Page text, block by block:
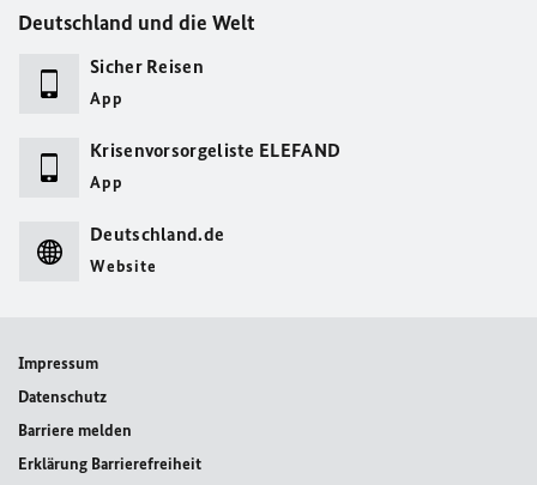
Deutschland und die Welt
Sicher Reisen
App
Krisenvorsorgeliste ELEFAND
App
Deutschland.de
Website
Impressum
Datenschutz
Barriere melden
Erklärung Barrierefreiheit